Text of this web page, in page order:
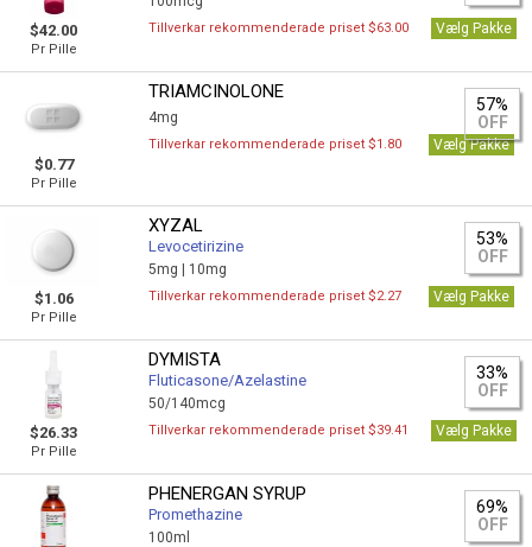
$42.00
Pr Pille
Tillverkar rekommenderade priset $63.00 Vælg Pakke
$0.77
Pr Pille
TRIAMCINOLONE
4mg
57%
OFF
Tillverkar rekommenderade priset $1.80 Vælg Pakke
$1.06
Pr Pille
XYZAL
Levocetirizine
5mg | 10mg
53%
OFF
Tillverkar rekommenderade priset $2.27 Vælg Pakke
$26.33
Pr Pille
DYMISTA
Fluticasone/Azelastine
50/140mcg
33%
OFF
Tillverkar rekommenderade priset $39.41 Vælg Pakke
PHENERGAN SYRUP
Promethazine
100ml
69%
OFF